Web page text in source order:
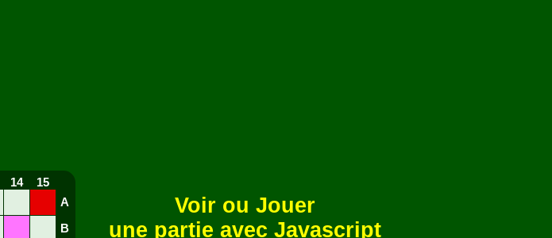
14
15
A
B
Voir ou Jouer
une partie avec Javascript